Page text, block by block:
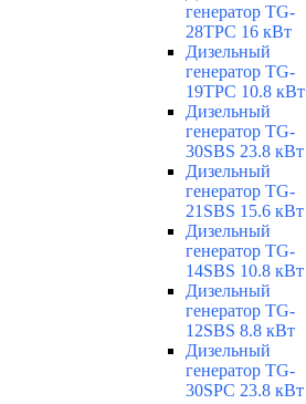
генератор TG-
28TPC 16 кВт
Дизельный
генератор TG-
19TPC 10.8 кВт
Дизельный
генератор TG-
30SBS 23.8 кВт
Дизельный
генератор TG-
21SBS 15.6 кВт
Дизельный
генератор TG-
14SBS 10.8 кВт
Дизельный
генератор TG-
12SBS 8.8 кВт
Дизельный
генератор TG-
30SPC 23.8 кВт